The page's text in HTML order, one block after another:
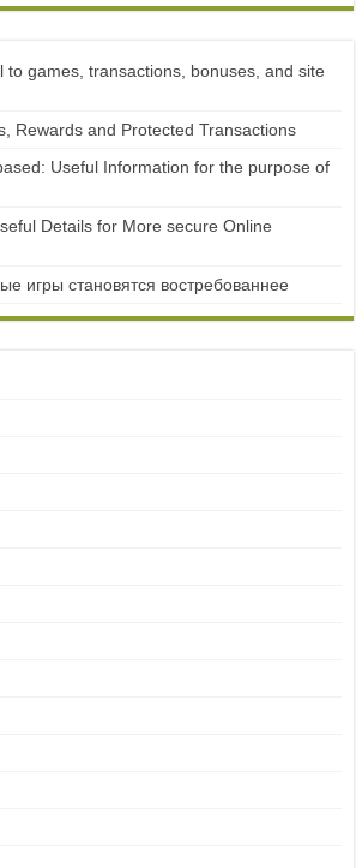
to games, transactions, bonuses, and site
Rewards and Protected Transactions
Useful Information for the purpose of
Details for More secure Online
игры становятся востребованнее